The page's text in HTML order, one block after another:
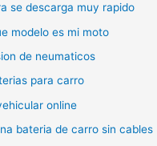
se descarga muy rapido
modelo es mi moto
de neumaticos
para carro
online
bateria de carro sin cables